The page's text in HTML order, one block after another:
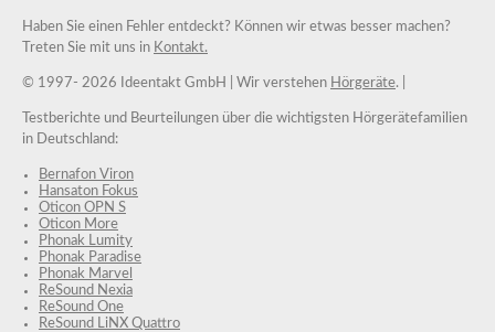
Haben Sie einen Fehler entdeckt? Können wir etwas besser machen?
Treten Sie mit uns in Kontakt.
© 1997- 2026 Ideentakt GmbH | Wir verstehen Hörgeräte. |
Testberichte und Beurteilungen über die wichtigsten Hörgerätefamilien
in Deutschland:
Bernafon Viron
Hansaton Fokus
Oticon OPN S
Oticon More
Phonak Lumity
Phonak Paradise
Phonak Marvel
ReSound Nexia
ReSound One
ReSound LiNX Quattro